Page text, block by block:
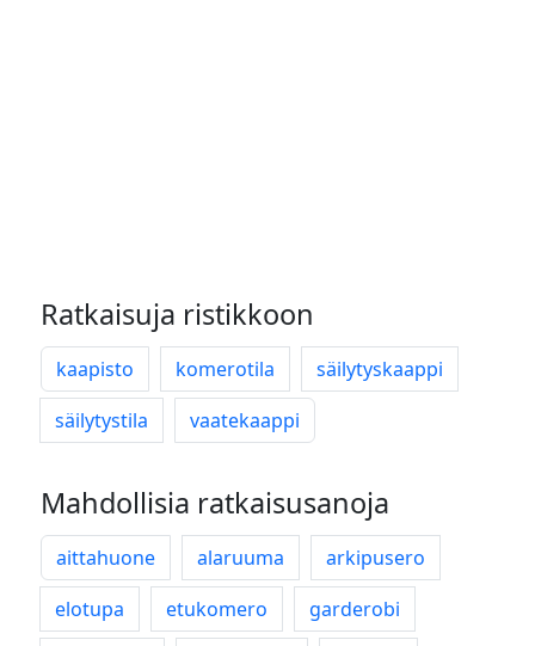
Ratkaisuja ristikkoon
kaapisto komerotila
säilytyskaappi
säilytystila
vaatekaappi
Mahdollisia ratkaisusanoja
aittahuone alaruuma
arkipusero
elotupa
etukomero
garderobi